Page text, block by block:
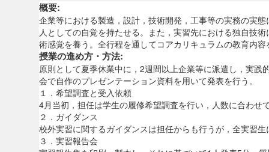
概要:
企業等における製造，設計，技術開発，工事等の実務の実
人としての自覚を持たせる。また，実習先における独自技
術感覚を養う。全行程を通してコアカリキュラムの教育内
授業の進め方・方法:
原則として夏季休業中に，2週間以上企業等に派遣し，実
会で自作のプレゼンテーション資料を用いて発表を行う。
１．希望調査と受入依頼
4月当初，担任は学生の履修希望調査を行い，人数に合わせ
２．ガイダンス
校外実習に関するガイダンスは担任からも行うが，全実習
３．実習報告会